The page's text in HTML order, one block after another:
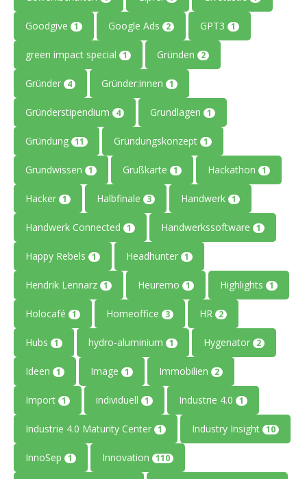
Goodgive 1 Google Ads 2 GPT3 1
green impact special 1 Gründen 2
Gründer 4 Gründer:innen 1
Gründerstipendium 4 Grundlagen 1
Gründung 11 Gründungskonzept 1
Grundwissen 1 Grußkarte 1 Hackathon 1
Hacker 1 Halbfinale 3 Handwerk 1
Handwerk Connected 1 Handwerkssoftware 1
Happy Rebels 1 Headhunter 1
Hendrik Lennarz 1 Heuremo 1 Highlights 1
Holocafé 1 Homeoffice 3 HR 2
Hubs 1 hydro-aluminium 1 Hygenator 2
Ideen 1 Image 1 Immobilien 2
Import 1 individuell 1 Industrie 4.0 1
Industrie 4.0 Maturity Center 1 Industry Insight 10
InnoSep 1 Innovation 110